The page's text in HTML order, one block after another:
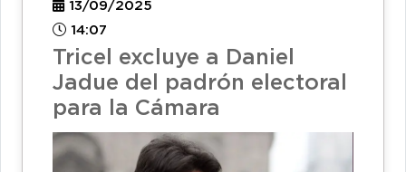
13/09/2025
14:07
Tricel excluye a Daniel
Jadue del padrón electoral
para la Cámara